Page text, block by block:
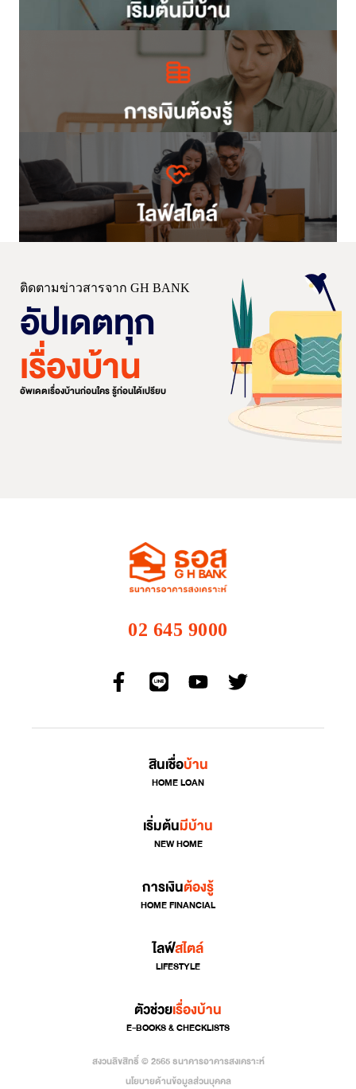
ติดตามข่าวสารจาก GH BANK
อัปเดตทุก
เรื่องบ้าน
อัพเดตเรื่องบ้านก่อนใคร รู้ก่อนได้เปรียบ
02 645 9000
สินเชื่อบ้าน
HOME LOAN
เริ่มต้นมีบ้าน
NEW HOME
การเงินต้องรู้
HOME FINANCIAL
ไลฟ์สไตล์
LIFESTYLE
ตัวช่วยเรื่องบ้าน
E-BOOKS & CHECKLISTS
สงวนลิขสิทธิ์ © 2565 ธนาคารอาคารสงเคราะห์
นโยบายด้านข้อมูลส่วนบุคคล